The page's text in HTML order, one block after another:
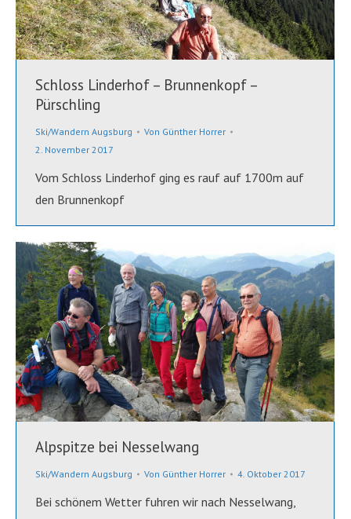
Schloss Linderhof – Brunnenkopf –
Pürschling
Ski/Wandern Augsburg Von Günther Horrer
2. November 2017
Vom Schloss Linderhof ging es rauf auf 1700m auf
den Brunnenkopf
Alpspitze bei Nesselwang
Ski/Wandern Augsburg Von Günther Horrer 4. Oktober 2017
Bei schönem Wetter fuhren wir nach Nesselwang,